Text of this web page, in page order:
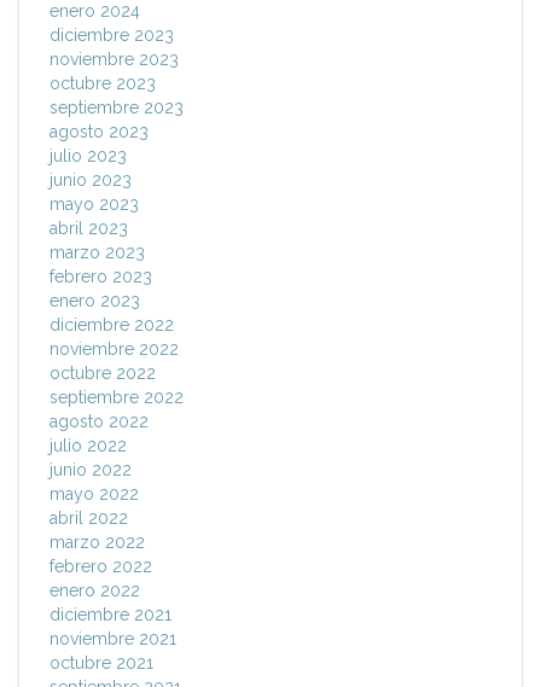
enero 2024
diciembre 2023
noviembre 2023
octubre 2023
septiembre 2023
agosto 2023
julio 2023
junio 2023
mayo 2023
abril 2023
marzo 2023
febrero 2023
enero 2023
diciembre 2022
noviembre 2022
octubre 2022
septiembre 2022
agosto 2022
julio 2022
junio 2022
mayo 2022
abril 2022
marzo 2022
febrero 2022
enero 2022
diciembre 2021
noviembre 2021
octubre 2021